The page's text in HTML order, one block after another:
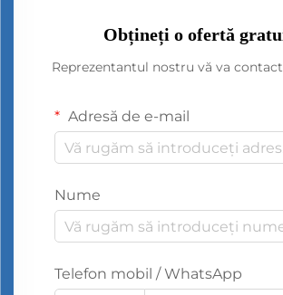
Obțineți o ofertă
Reprezentantul nostru vă va
Adresă de e-mail
Nume
Telefon mobil / WhatsApp